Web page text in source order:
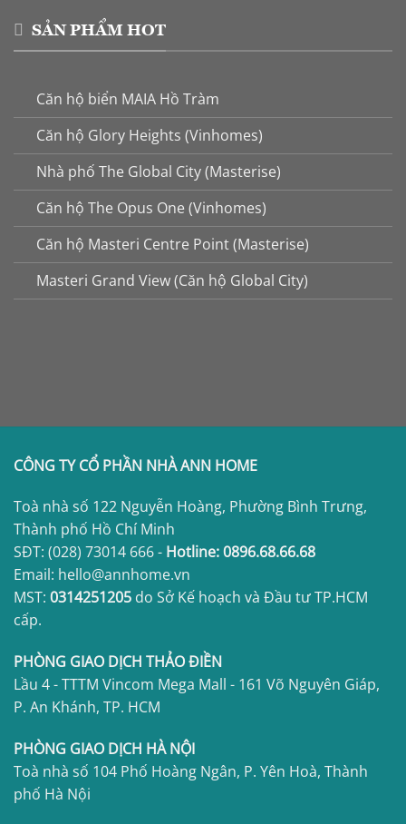
SẢN PHẨM HOT
Căn hộ biển MAIA Hồ Tràm
Căn hộ Glory Heights (Vinhomes)
Nhà phố The Global City (Masterise)
Căn hộ The Opus One (Vinhomes)
Căn hộ Masteri Centre Point (Masterise)
Masteri Grand View (Căn hộ Global City)
CÔNG TY CỔ PHẦN NHÀ ANN HOME
Toà nhà số 122 Nguyễn Hoàng, Phường Bình Trưng,
Thành phố Hồ Chí Minh
SĐT: (028) 73014 666- Hotline:0896.68.66.68
Email: hello@annhome.vn
MST: 0314251205 do Sở Kế hoạch và Đầu tư TP.HCM
cấp.
PHÒNG GIAO DỊCH THẢO ĐIỀN
Lầu 4 - TTTM Vincom Mega Mall - 161 Võ Nguyên Giáp,
P. An Khánh, TP. HCM
PHÒNG GIAO DỊCH HÀ NỘI
Toà nhà số 104 Phố Hoàng Ngân, P. Yên Hoà, Thành
phố Hà Nội